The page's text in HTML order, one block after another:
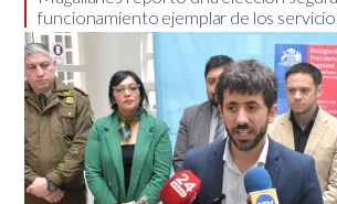
funcionamiento ejemplar de los